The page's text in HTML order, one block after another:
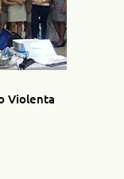
Violenta